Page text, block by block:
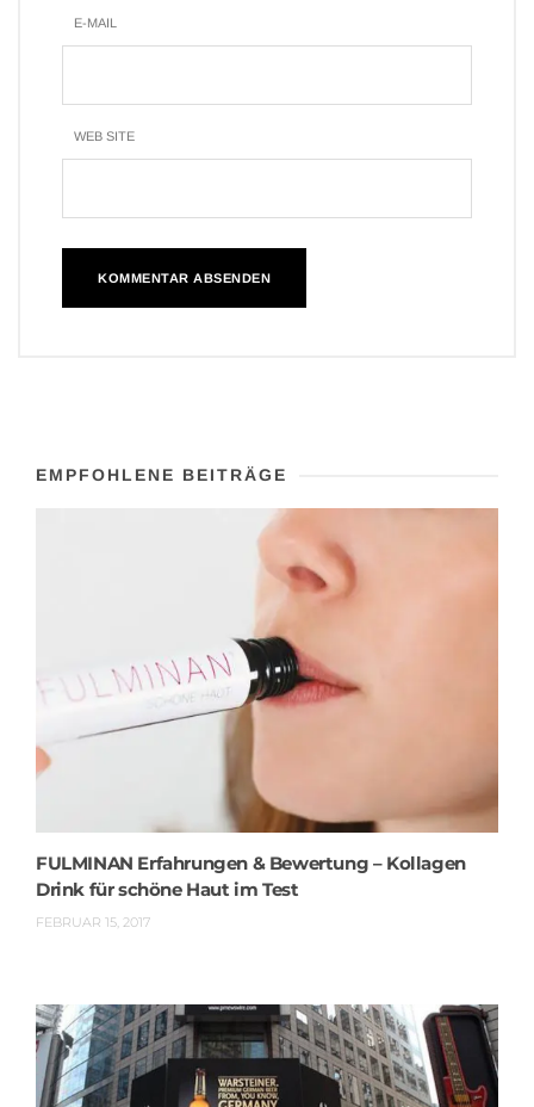
E-MAIL
WEB SITE
EMPFOHLENE BEITRÄGE
FULMINAN Erfahrungen & Bewertung – Kollagen
Drink für schöne Haut im Test
FEBRUAR 15, 2017